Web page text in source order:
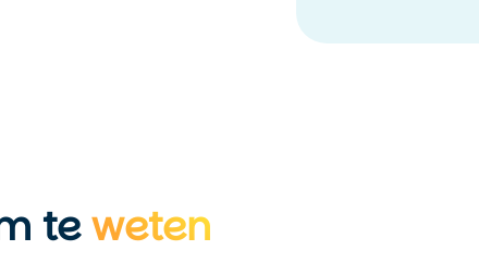
teweten